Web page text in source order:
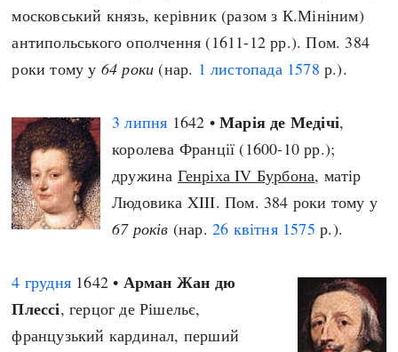
московський князь, керівник (разом з К.Мініним)
антипольського ополчення (1611-12 рр.). Пом. 384
роки тому у 64 роки (нар. 1 листопада 1578 р.).
3 липня 1642 •Марія де Медічі,
королева Франції (1600-10 рр.);
дружина Генріха IV Бурбона, матір
Людовика XIII. Пом. 384 роки тому у
67 років (нар.26 квітня 1575 р.).
4 грудня 1642 • Арман Жан дю
Плессі, герцог де Рішельє,
французький кардинал, перший